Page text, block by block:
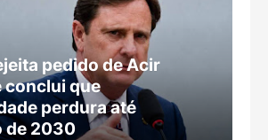
pedido de Acir
conclui que
perdura até
de 2030